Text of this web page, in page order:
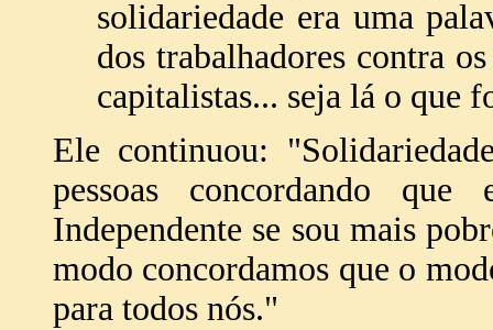
solidariedade era uma
dos trabalhadores contra
capitalistas... seja lá o que
Ele continuou:
pessoas concordando
Independente se sou mais
modo concordamos que o
para todos nós."